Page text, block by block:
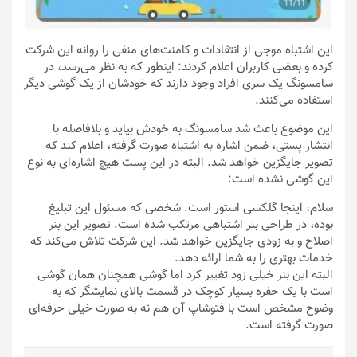
این اشتباه موجی از انتقادات و کامنت‌های منفی را روانه این شرکت
کرده و بعضی کاربران اعلام کردند: اینطور که به نظر می‌رسد، در
سامسونگ یک سری افراد وجود دارند که خودشان از یک گوشی دیگر
استفاده می‌کنند.
این موضوع باعث شد سامسونگ به خودش بیاید و بلافاصله با
انتشار پستی، ضمن اشاره به اشتباه صورت گرفته، اعلام کند که
تصویر جایگزین خواهد شد. البته در این پست هیچ اشاره‌ای به نوع
این گوشی نشده است:
سلام، اینجا گلکسی استور است. شخصی که مسئول این تبلیغ
بوده، در طراحی بنر اشتباهی مرتکب شده است. تصویر این بنر
اصلاح و به زودی جایگزین خواهد شد. این شرکت تلاش می‌کند که
خدمات بهتری را به شما ارائه دهد.
البته این بنر خیلی زود تغییر کرد اما گوشی همچنان همان گوشی
است با یک حفره‌ بسیار کوچک در قسمت بالای نمایشگر که به
وضوح مشخص است با فتوشاپ آن هم نه به صورت خیلی حرفه‌ای
صورت گرفته است.